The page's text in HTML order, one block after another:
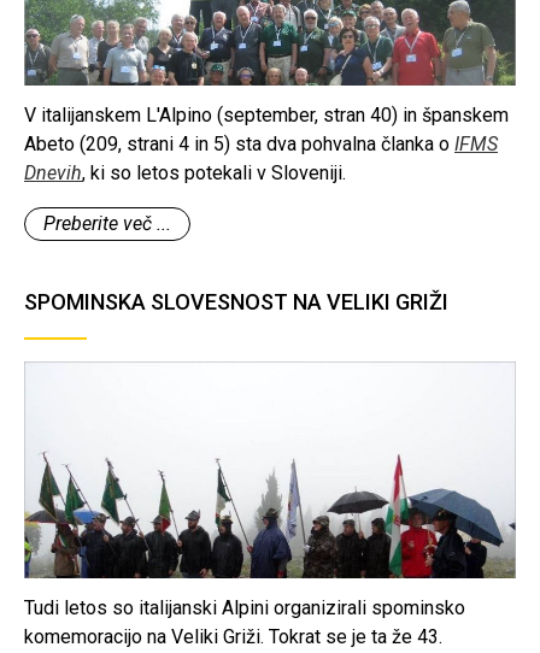
V italijanskem L'Alpino (september, stran 40) in španskem
Abeto (209, strani 4 in 5) sta dva pohvalna članka o IFMS
Dnevih, ki so letos potekali v Sloveniji.
Preberite več ...
SPOMINSKA SLOVESNOST NA VELIKI GRIŽI
Tudi letos so italijanski Alpini organizirali spominsko
komemoracijo na Veliki Griži. Tokrat se je ta že 43.